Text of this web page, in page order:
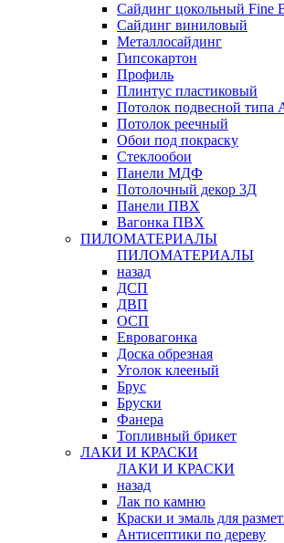
Сайдинг цокольный Fine
Сайдинг виниловый
Металлосайдинг
Гипсокартон
Профиль
Плинтус пластиковый
Потолок подвесной типа
Потолок реечный
Обои под покраску
Стеклообои
Панели МДФ
Потолочный декор 3Д
Панели ПВХ
Вагонка ПВХ
ПИЛОМАТЕРИАЛЫ
ПИЛОМАТЕРИАЛЫ
назад
ДСП
ДВП
ОСП
Евровагонка
Доска обрезная
Уголок клееный
Брус
Бруски
Фанера
Топливный брикет
ЛАКИ И КРАСКИ
ЛАКИ И КРАСКИ
назад
Лак по камню
Краски и эмаль для
Антисептики по дереву